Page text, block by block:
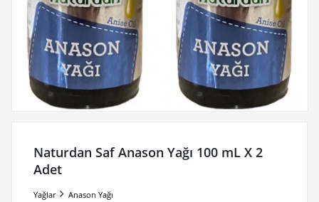
Naturdan Saf Anason Yağı 100 mL X 2
Adet
Yağlar Anason Yağı